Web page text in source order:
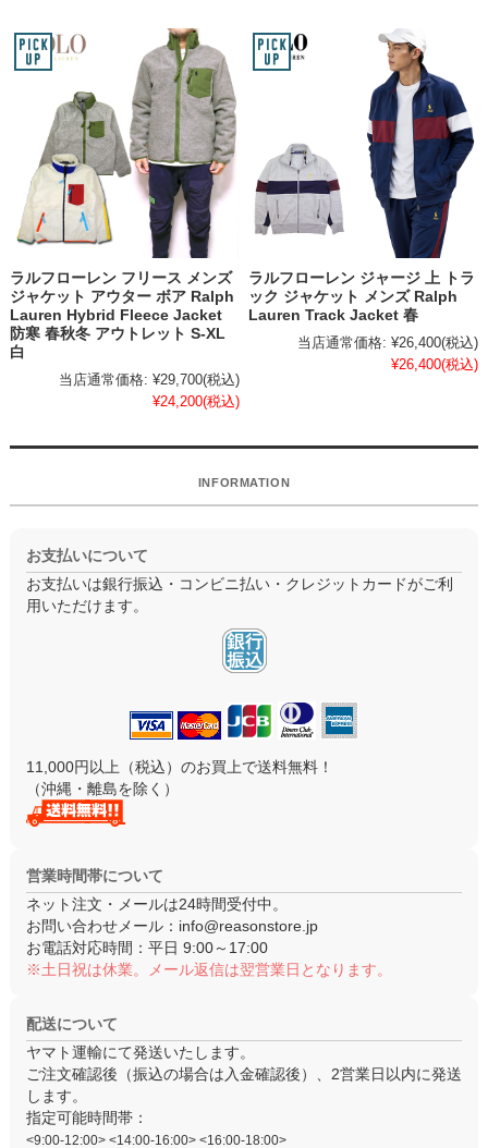
ラルフローレン フリース メンズ
ジャケット アウター ボア Ralph
Lauren Hybrid Fleece Jacket
防寒 春秋冬 アウトレット S-XL
白
当店通常価格: ¥29,700(税込)
¥24,200(税込)
ラルフローレン ジャージ 上 トラ
ック ジャケット メンズ Ralph
Lauren Track Jacket 春
当店通常価格: ¥26,400(税込)
¥26,400(税込)
INFORMATION
お支払いについて
お支払いは銀行振込・コンビニ払い・クレジットカードがご利
用いただけます。
11,000円以上（税込）のお買上で送料無料！
（沖縄・離島を除く）
営業時間帯について
ネット注文・メールは24時間受付中。
お問い合わせメール： info@reasonstore.jp
お電話対応時間： 平日 9:00～17:00
※土日祝は休業。メール返信は翌営業日となります。
配送について
ヤマト運輸にて発送いたします。
ご注文確認後（振込の場合は入金確認後）、 2営業日以内に発送
します。
指定可能時間帯：
<9:00-12:00> <14:00-16:00> <16:00-18:00>